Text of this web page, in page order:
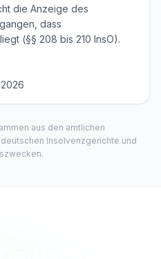
die Anzeige des
dass
(§§ 208 bis 210 InsO).
aus den amtlichen
Insolvenzgerichte und